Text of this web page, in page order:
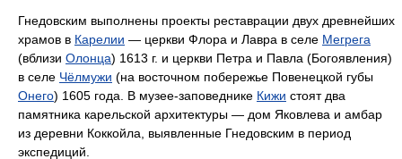
Гнедовским выполнены проекты реставрации двух древнейших
храмов в Карелии — церкви Флора и Лавра в селе Мегрега
(вблизи Олонца) 1613 г. и церкви Петра и Павла (Богоявления)
в селе Чёлмужи (на восточном побережье Повенецкой губы
Онего) 1605 года. В музее-заповеднике Кижи стоят два
памятника карельской архитектуры — дом Яковлева и амбар
из деревни Коккойла, выявленные Гнедовским в период
экспедиций.